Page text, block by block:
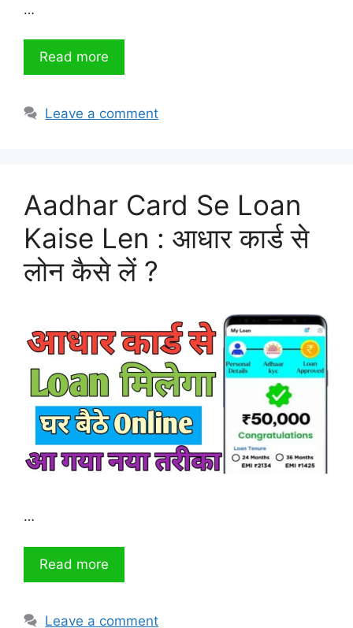
…
Read more
Leave a comment
Aadhar Card Se Loan
Kaise Len : आधार कार्ड से
लोन कैसे लें ?
…
Read more
Leave a comment